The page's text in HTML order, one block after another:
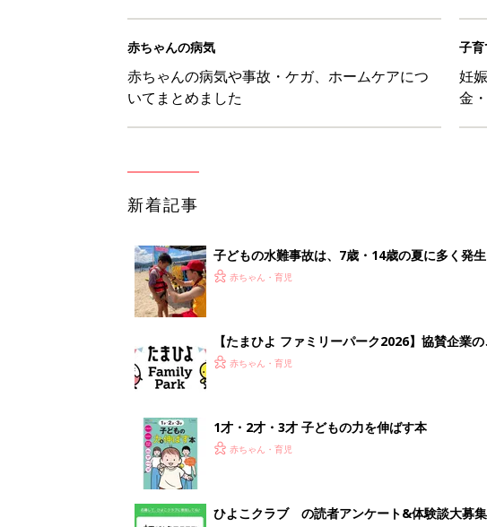
赤ちゃんの病気
赤ちゃんの病気や事故・ケガ、ホームケアにつ
いてまとめました
子
妊
金
新着記事
子どもの水難事故は、7歳・14歳の夏に多く発
まねく【専門家】
赤ちゃん・育児
【たまひよ ファミリーパーク2026】協賛企業
赤ちゃん・育児
1才・2才・3才 子どもの力を伸ばす本
赤ちゃん・育児
ひよこクラブ の読者アンケート&体験談大募集